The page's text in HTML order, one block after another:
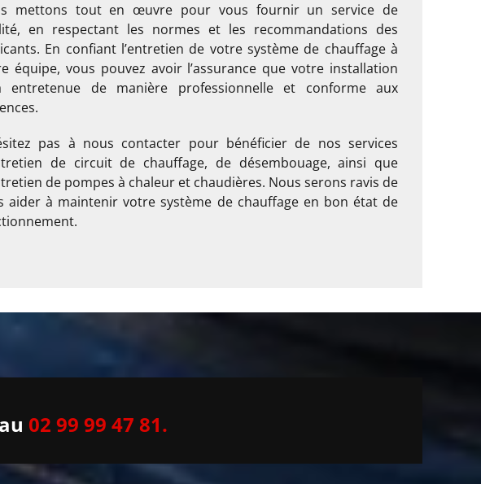
mettons tout en œuvre pour vous fournir un service de
en respectant les normes et les recommandations des
En confiant l’entretien de votre système de chauffage à
équipe, vous pouvez avoir l’assurance que votre installation
entretenue de manière professionnelle et conforme aux
pas à nous contacter pour bénéficier de nos services
de circuit de chauffage, de désembouage, ainsi que
de pompes à chaleur et chaudières. Nous serons ravis de
aider à maintenir votre système de chauffage en bon état de
02 99 99 47 81.